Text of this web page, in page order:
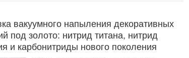
вакуумного напыления декоративных
под золото: нитрид титана, нитрид
и карбонитриды нового поколения